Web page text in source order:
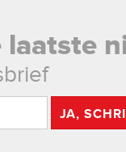
JA,